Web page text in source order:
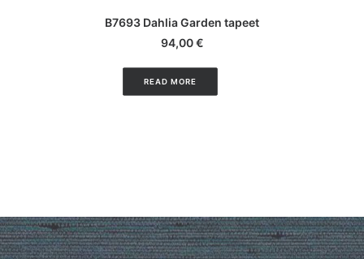
B7693 Dahlia Garden tapeet
94,00€
READ MORE